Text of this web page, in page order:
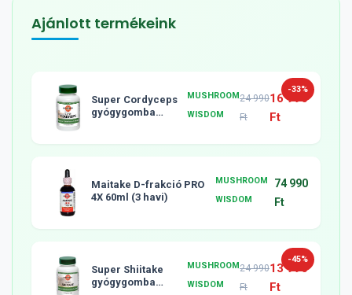
Ajánlott termékeink
-33%
Super Cordyceps
gyógygomba
MUSHROOM
WISDOM
24 990
Ft
16 990
Ft
Maitake D-frakció PRO
4X 60ml (3 havi)
MUSHROOM
WISDOM
74 990
Ft
-45%
Super Shiitake
gyógygomba
MUSHROOM
WISDOM
24 990
Ft
13 990
Ft